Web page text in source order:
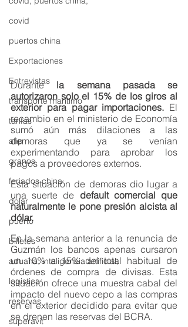
covid
puertos china
Exportaciones
Entrevistas
transporte marítimo
tarifas
afip
granos
feriados china
dolar
puerto
billetes
aduana, inteligencia artificial,
logistica
reservas
superavit
Durante la semana pasada se
autorizaron solo el 15% de los giros al
exterior para pagar importaciones. El
recambio en el ministerio de Economía
sumó aún más dilaciones a las
demoras que ya se venían
experimentando para aprobar los
pagos a proveedores externos.
Esta situación de demoras dio lugar a
una suerte de default comercial que
naturalmente le pone presión alcista al
dólar.
En la semana anterior a la renuncia de
Guzmán los bancos apenas cursaron
un 10% a 15% del total habitual de
órdenes de compra de divisas. Esta
situación ofrece una muestra cabal del
impacto del nuevo cepo a las compras
en el exterior decidido para evitar que
se drenen las reservas del BCRA.